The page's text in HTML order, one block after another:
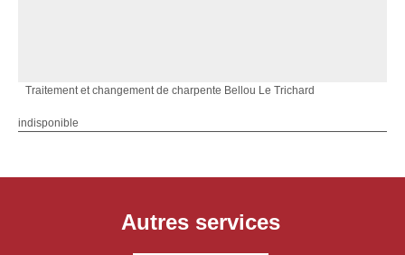
Traitement et changement de charpente Bellou Le Trichard
indisponible
Autres services